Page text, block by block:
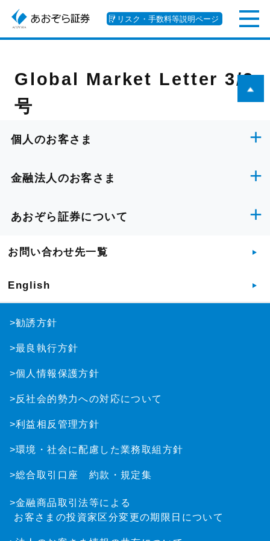
リスク・手数料等説明ページ
Global Market Letter 3/2
号
個人のお客さま
金融法人のお客さま
あおぞら証券について
お問い合わせ先一覧
English
>勧誘方針
>最良執行方針
>個人情報保護方針
>反社会的勢力への対応について
>利益相反管理方針
>環境・社会に配慮した業務取組方針
>総合取引口座 約款・規定集
>金融商品取引法等による
お客さまの投資家区分変更の期限日について